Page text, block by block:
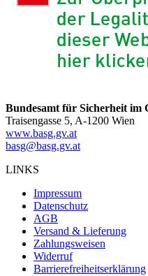
Bundesamt für Sicherheit im
Traisengasse 5, A-1200 Wien
www.basg.gv.at
basg@basg.gv.at
LINKS
Impressum
Datenschutz
AGB
Versand & Lieferung
Zahlungsweisen
Widerruf
Barrierefreiheitserklärung